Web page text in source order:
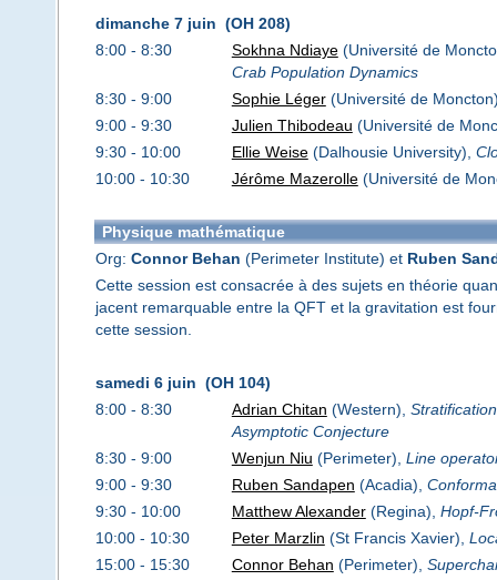
dimanche 7 juin (OH 208)
8:00 - 8:30
Sokhna Ndiaye(Université de
Crab Population Dynamics
8:30 - 9:00
Sophie Léger(Université de
9:00 - 9:30
Julien Thibodeau (Université de
9:30 - 10:00
Ellie Weise(Dalhousie University),
10:00 - 10:30
Jérôme Mazerolle(Université de
Physique mathématique
Org: Connor Behan (Perimeter Institute) et Ruben
Cette session est consacrée à des sujets en théorie
jacent remarquable entre la QFT et la gravitation est
cette session.
samedi 6 juin (OH 104)
8:00 - 8:30
Adrian Chitan (Western),
Asymptotic Conjecture
8:30 - 9:00
Wenjun Niu (Perimeter), Line
9:00 - 9:30
Ruben Sandapen (Acadia),
9:30 - 10:00
Matthew Alexander(Regina), Hopf-
10:00 - 10:30
Peter Marzlin (St Francis Xavier),
15:00 - 15:30
Connor Behan (Perimeter),